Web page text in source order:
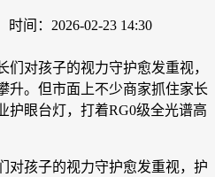
时间：2026-02-23 14:30
们对孩子的视力守护愈发重视，
升。但市面上不少商家抓住家长
护眼台灯，打着RG0级全光谱高
孩子的视力守护愈发重视，护